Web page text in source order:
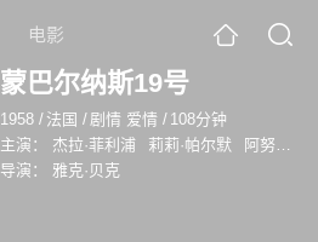
电影
蒙巴尔纳斯19号
1958 / 法国 /剧情 爱情 / 108分钟
主演：
杰拉·菲利浦 莉莉·帕尔默
阿努克·艾梅
导演：
雅克·贝克